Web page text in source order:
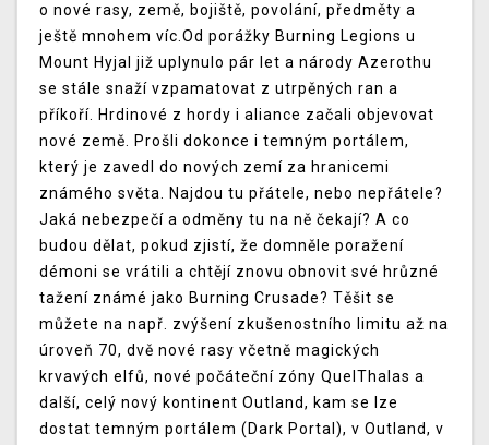
o nové rasy, země, bojiště, povolání, předměty a
ještě mnohem víc.Od porážky Burning Legions u
Mount Hyjal již uplynulo pár let a národy Azerothu
se stále snaží vzpamatovat z utrpěných ran a
příkoří. Hrdinové z hordy i aliance začali objevovat
nové země. Prošli dokonce i temným portálem,
který je zavedl do nových zemí za hranicemi
známého světa. Najdou tu přátele, nebo nepřátele?
Jaká nebezpečí a odměny tu na ně čekají? A co
budou dělat, pokud zjistí, že domněle poražení
démoni se vrátili a chtějí znovu obnovit své hrůzné
tažení známé jako Burning Crusade? Těšit se
můžete na např. zvýšení zkušenostního limitu až na
úroveň 70, dvě nové rasy včetně magických
krvavých elfů, nové počáteční zóny QuelThalas a
další, celý nový kontinent Outland, kam se lze
dostat temným portálem (Dark Portal), v Outland, v